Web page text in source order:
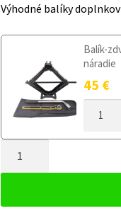
Výhodné balíky
Balík-
náradie
45 €
II
2008